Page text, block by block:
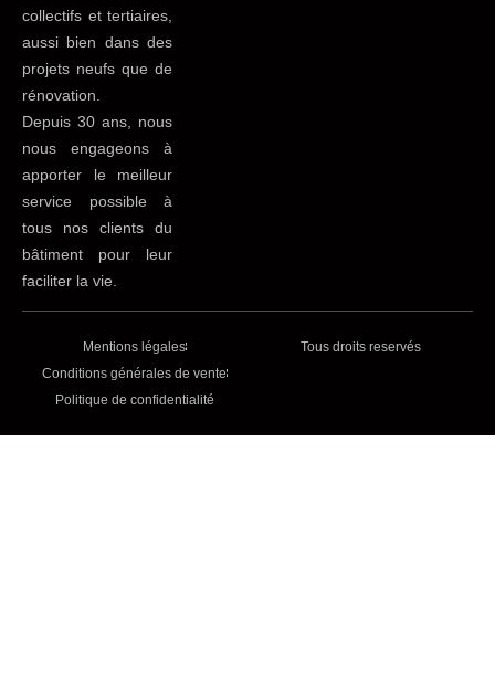
collectifs et tertiaires,
aussi bien dans des
projets neufs que de
rénovation.
Depuis 30 ans, nous
nous engageons à
apporter le meilleur
service possible à
tous nos clients du
bâtiment pour leur
faciliter la vie.
Mentions légales
Conditions générales de vente
Politique de confidentialité
Tous droits reservés